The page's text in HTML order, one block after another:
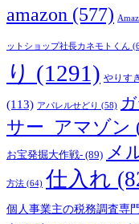
amazon (577)
ットショップ社長カネモトくん
り (1291) やりす
(113) アパレルせどり (58)
サー_アマゾン
お宝発掘大作戦- (89) メ
方法 (64) 仕入れ
個人事業主の税務調査専